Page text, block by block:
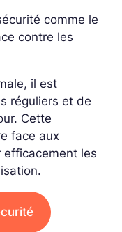
comme le
contre les
il est
réguliers et de
Cette
face aux
efficacement les